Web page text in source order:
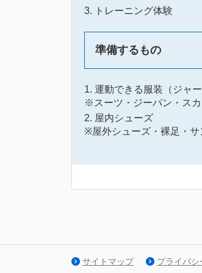
トレーニング体験
準備するもの
運動できる服装（ジャ
※スーツ・ジーパン・スカ
屋内シューズ
※屋外シューズ・裸足・サ
サイトマップ プライバシ